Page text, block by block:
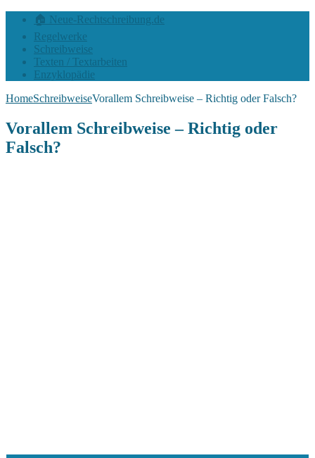
🏠 Neue-Rechtschreibung.de
Regelwerke
Schreibweise
Texten / Textarbeiten
Enzyklopädie
HomeSchreibweiseVorallem Schreibweise – Richtig oder Falsch?
Vorallem Schreibweise – Richtig oder
Falsch?